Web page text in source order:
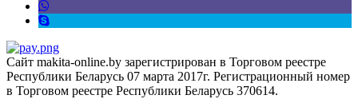
Сайт makita-online.by зарегистрирован в Торговом реестре
Республики Беларусь 07 марта 2017г. Регистрационный номер
в Торговом реестре Республики Беларусь 370614.